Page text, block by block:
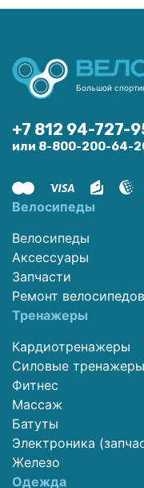
Большой
+7 812 94-727-
или 8-800-200-64-
Велосипеды
Велосипеды
Аксессуары
Запчасти
Ремонт велосипедов
Тренажеры
Кардиотренажеры
Силовые тренажеры
Фитнес
Массаж
Батуты
Электроника
Железо
Одежда